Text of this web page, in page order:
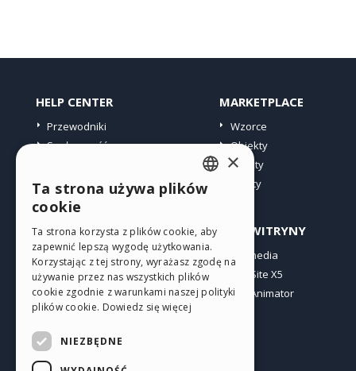
HELP CENTER
Przewodniki
Społeczność
MARKETPLACE
Wzorce
Obiekty
Punkty
Oferty
PROFIL
Moje wpisy
Moje licencje
Pobieranie
Web hosting
INNE WITRYNY
Incomedia
WebSite X5
WebAnimator
ENGLISH
GERMAN
SPANISH
PORTUGUESE
×
Ta strona używa plików
cookie
Ta strona korzysta z plików cookie, aby
zapewnić lepszą wygodę użytkowania.
Korzystając z tej strony, wyrażasz zgodę na
używanie przez nas wszystkich plików
cookie zgodnie z warunkami naszej polityki
plików cookie. Dowiedz się więcej
NIEZBĘDNE